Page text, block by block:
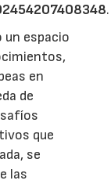
.
un espacio
en
de
que
se
las